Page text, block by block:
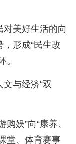
美好生活的向
形成“民生改
。
与经济“双
娱”向“康养、
堂、体育赛事